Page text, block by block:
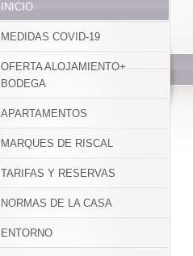
INICIO
MEDIDAS COVID-19
OFERTA ALOJAMIENTO+
BODEGA
APARTAMENTOS
MARQUES DE RISCAL
TARIFAS Y RESERVAS
NORMAS DE LA CASA
ENTORNO